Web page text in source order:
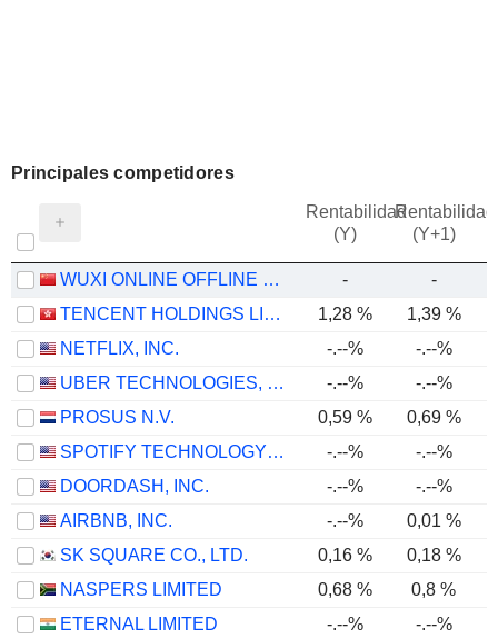
Principales competidores
Rentabilidad
(Y)
Rentabilidad
(Y+1)
WUXI ONLINE OFFLINE COMMUNICATION INFORMATION TECHNOLOGY CO., LTD. -
-
TENCENT HOLDINGS LIMITED
1,28 % 1,39 %
NETFLIX, INC.
-.--% -.--%
UBER TECHNOLOGIES, INC.
-.--% -.--%
PROSUS N.V.
0,59 % 0,69 %
SPOTIFY TECHNOLOGY S.A.
-.--% -.--%
DOORDASH, INC.
-.--% -.--%
AIRBNB, INC.
-.--% 0,01 %
SK SQUARE CO., LTD.
0,16 %
0,18 %
NASPERS LIMITED
0,68 %
0,8 %
ETERNAL LIMITED
-.--% -.--%